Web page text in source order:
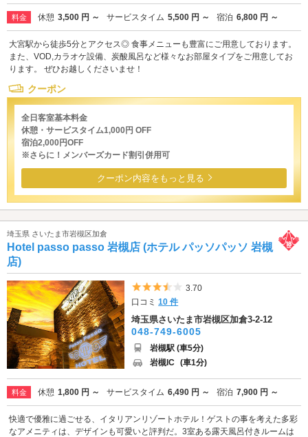
料金 休憩 3,500 円 ～ サービスタイム 5,500 円 ～ 宿泊 6,800 円 ～
大宮駅から徒歩5分とアクセス◎ 食事メニューも豊富にご用意しております。
また、VOD,カラオケ設備、炭酸風呂など様々なお部屋タイプをご用意してお
ります。 ぜひお越しくださいませ！
クーポン
全日客室基本料金
休憩・サービスタイム1,000円 OFF
宿泊2,000円OFF
※さらに！メンバーズカード割引併用可
クーポン内容をもっと見る
埼玉県 さいたま市岩槻区加倉
Hotel passo passo 岩槻店 (ホテル パッソパッソ 岩槻
店)
5つ星のうち3.5
3.70
口コミ10 件
埼玉県さいたま市岩槻区加倉3-2-12
048-749-6005
岩槻駅 (車5分)
岩槻IC (車1分)
料金 休憩 1,800 円 ～ サービスタイム 6,490 円 ～ 宿泊 7,900 円 ～
快適で優雅に過ごせる、イタリアンリゾートホテル！ゲストの事を考えた多彩
なアメニティは、デザインも可愛いと評判だ。3室ある露天風呂付きルームは